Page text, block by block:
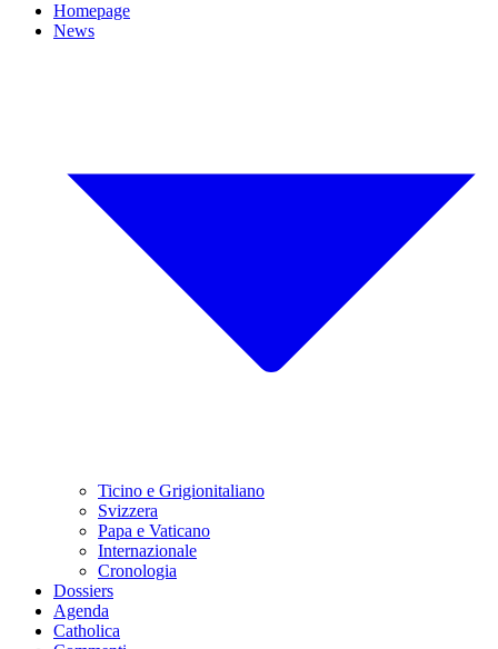
Homepage
News
Ticino e Grigionitaliano
Svizzera
Papa e Vaticano
Internazionale
Cronologia
Dossiers
Agenda
Catholica